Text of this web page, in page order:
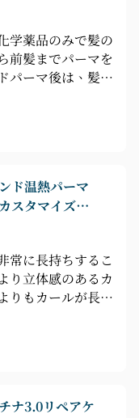
学薬品のみで髪の
前髪までパーマを
パーマ後は、髪が
乾くにつれてカー
リングする際は、
をつけるのがお
ド温熱パーマ
スタマイズソ
常に長持ちするこ
り立体感のあるカ
りもカールが長持
硬い髪質の方や、
マの楽しさを存分
ナ3.0リペアケ